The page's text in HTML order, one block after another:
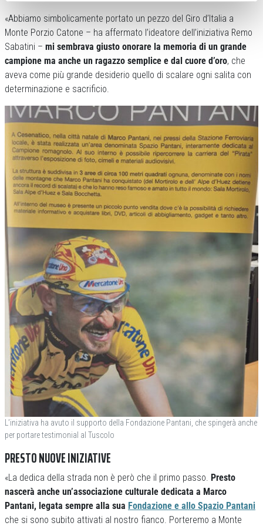
«Abbiamo simbolicamente portato un pezzo del Giro d’Italia a
Monte Porzio Catone – ha affermato l’ideatore dell’iniziativa Remo
Sabatini – mi sembrava giusto onorare la memoria di un grande
campione ma anche un ragazzo semplice e dal cuore d’oro, che
aveva come più grande desiderio quello di scalare ogni salita con
determinazione e sacrificio.
L’iniziativa ha avuto il supporto della Fondazione Pantani, che spingerà anche
per portare testimonial al Tuscolo
PRESTO NUOVE INIZIATIVE
«La dedica della strada non è però che il primo passo. Presto
nascerà anche un’associazione culturale dedicata a Marco
Pantani, legata sempre alla sua Fondazione e allo Spazio Pantani
che si sono subito attivati al nostro fianco. Porteremo a Monte